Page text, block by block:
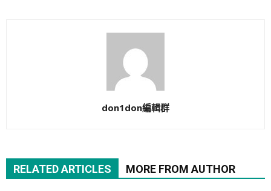
don1don編輯群
RELATED ARTICLES MORE FROM AUTHOR